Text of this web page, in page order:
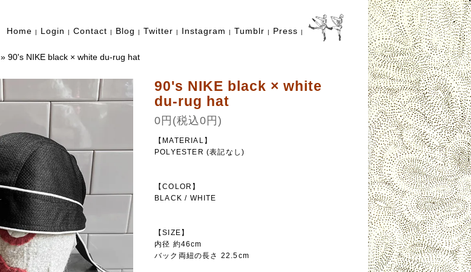
Home | Login | Contact | Blog | Twitter | Instagram | Tumblr | Press |
» 90's NIKE black × white du-rug hat
90's NIKE black × white
du-rug hat
0円(税込0円)
【MATERIAL】
POLYESTER (表記なし)
【COLOR】
BLACK / WHITE
【SIZE】
内径 約46cm
バック両紐の長さ 22.5cm